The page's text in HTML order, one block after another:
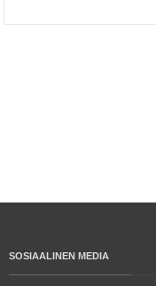
SOSIAALINEN MEDIA